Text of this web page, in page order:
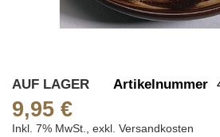
Skip
to
the
AUF LAGER Artikelnummer
9,95 €
Inkl. 7% MwSt., exkl. Versandkosten